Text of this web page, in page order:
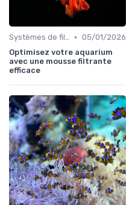
Systèmes de filtration • 05/01/2026
Optimisez votre aquarium
avec une mousse filtrante
efficace